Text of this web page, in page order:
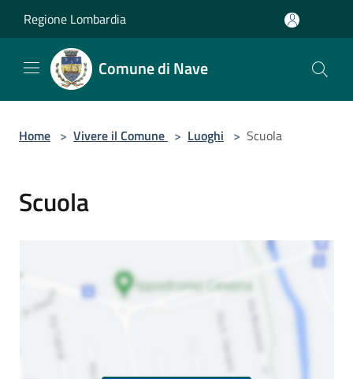
Regione Lombardia
Comune di Nave
Home > Vivere il Comune > Luoghi > Scuola
Scuola